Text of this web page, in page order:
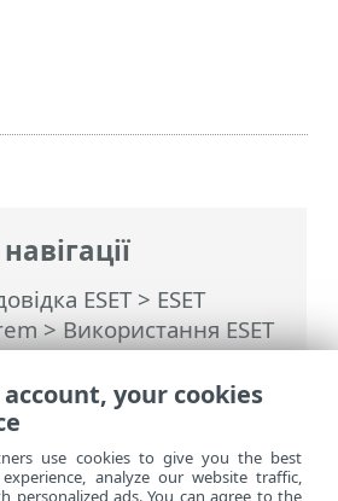
ESET> ESET
>Використання ESET
>ESET PROTECT On-
меню>Сповіщення>
account, your cookies
use cookies to give you the best
analyze our website traffic,
personalized ads. You can agree to the